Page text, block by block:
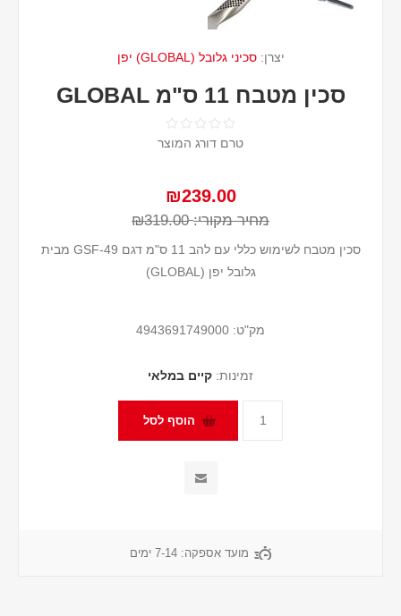
יצרן: סכיני גלובל (GLOBAL) יפן
סכין מטבח 11 ס"מ GLOBAL
טרם דורג המוצר
₪239.00
מחיר מקורי: ₪319.00
סכין מטבח לשימוש כללי עם להב 11 ס"מ דגם GSF-49 מבית
גלובל יפן (GLOBAL)
מק"ט: 4943691749000
זמינות: קיים במלאי
מועד אספקה: 7-14 ימים